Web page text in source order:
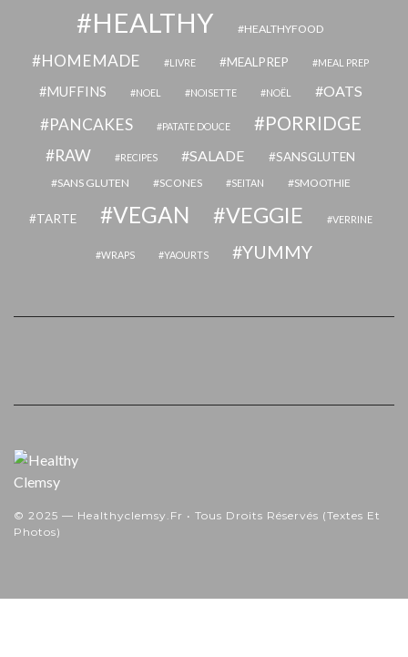
HEALTHY HEALTHYFOOD
HOMEMADE LIVRE MEALPREP MEAL PREP
MUFFINS NOEL NOISETTE NOËL OATS
PANCAKES PATATE DOUCE PORRIDGE
RAW RECIPES SALADE SANSGLUTEN
SANS GLUTEN SCONES SEITAN SMOOTHIE
TARTE VEGAN VEGGIE VERRINE
WRAPS YAOURTS YUMMY
© 2025 — Healthyclemsy.fr • Tous Droits Réservés (textes Et
Photos)